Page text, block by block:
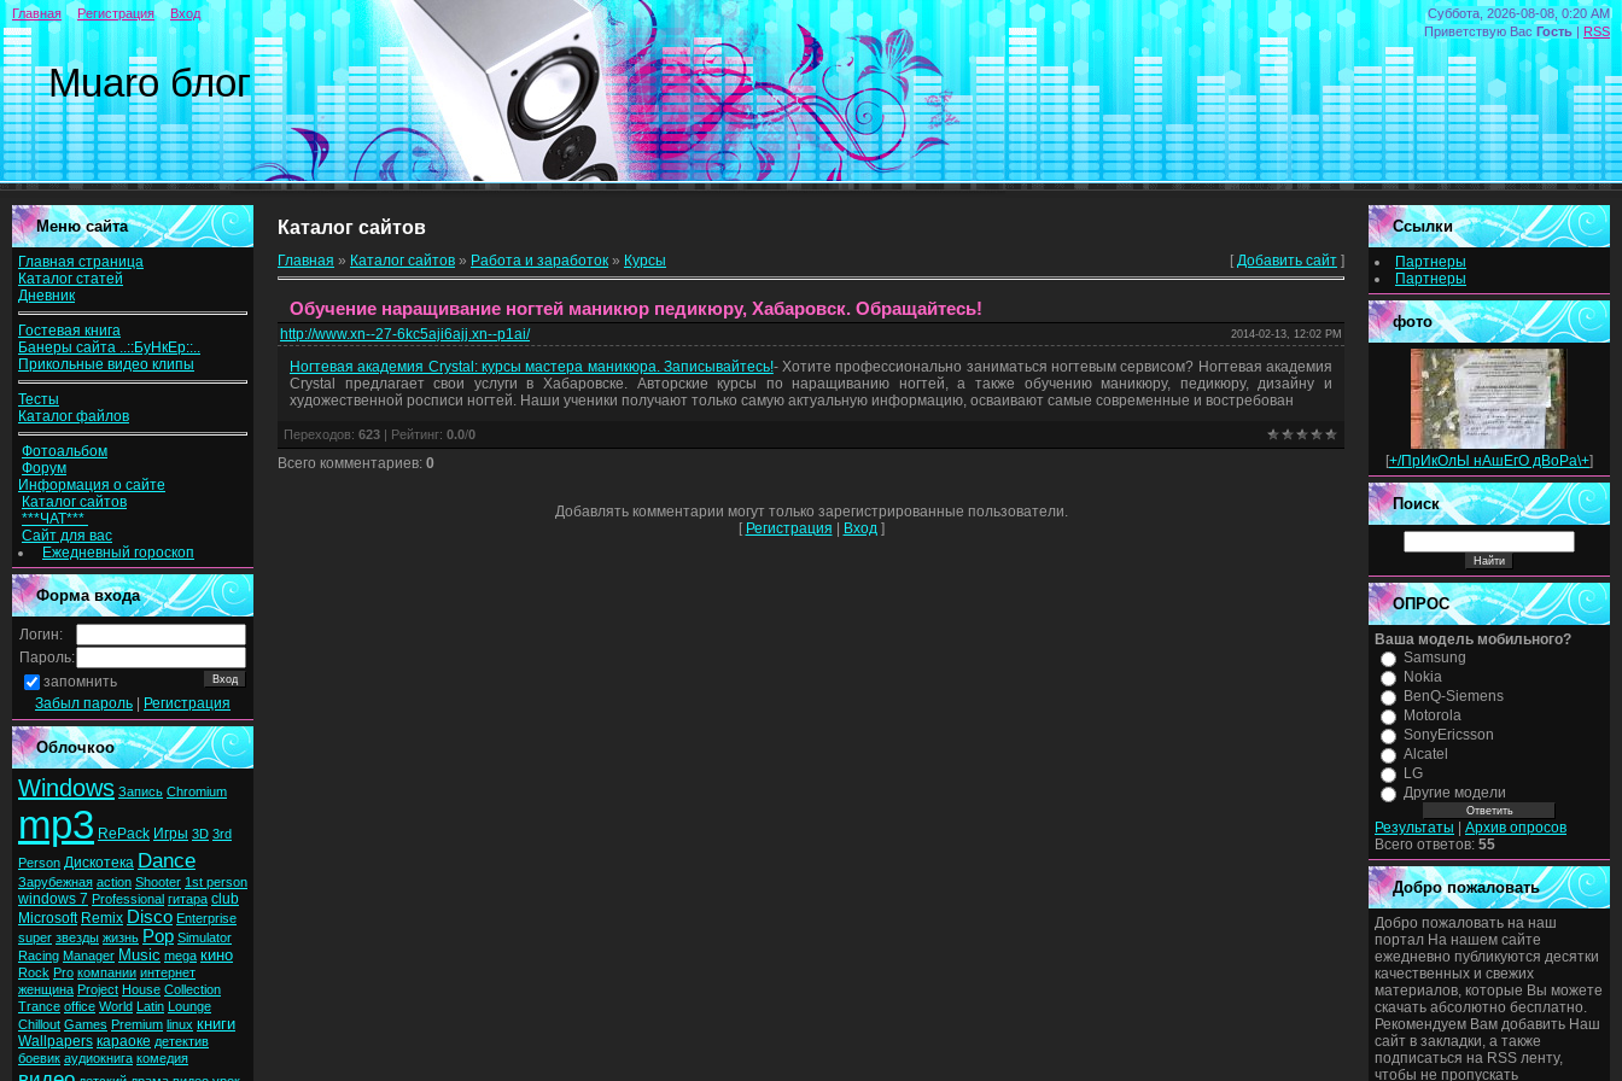
Суббота, 2026-08-08, 0:20 AM
Приветствую Вас Гость | RSS
Muaro блог
Главная Регистрация Вход
Меню сайта
Главная страница
Каталог статей
Дневник
Гостевая книга
Банеры сайта ..::БуНкЕр::..
Прикольные видео клипы
Тесты
Каталог файлов
Фотоальбом
Форум
Информация о сайте
Каталог сайтов
***ЧАТ***
Сайт для вас
Ежедневный гороскоп
Форма входа
Логин:
Пароль:
запомнить
Забыл пароль
Регистрация
Облочкоо
Windows Запись Chromium
mp3 RePack Игры 3D 3rd
Person Дискотека Dance
Зарубежная action Shooter 1st person
windows 7 Professional гитара club
Microsoft Remix Disco Enterprise
super звезды жизнь Pop Simulator
Racing Manager Music mega кино
Rock Pro компании интернет
женщина Project House Collection
Trance office World Latin Lounge
Chillout Games Premium linux книги
Wallpapers караоке детектив
боевик аудиокнига комедия
Каталог сайтов
Главная » Каталог сайтов » Работа и заработок » Курсы [ Добавить сайт ]
Обучение наращивание ногтей маникюр педикюру, Хабаровск. Обращайтесь!
http://www.xn--27-6kc5aji6ajj.xn--p1ai/ 2014-02-13, 12:02 PM
Ногтевая академия Crystal: курсы мастера маникюра. Записывайтесь!- Хотите профессионально заниматься ногтевым сервисом? Ногтевая академия
Crystal предлагает свои услуги в Хабаровске. Авторские курсы по наращиванию ногтей, а также обучению маникюру, педикюру, дизайну и
художественной росписи ногтей. Наши ученики получают только самую актуальную информацию, осваивают самые современные и востребован
Переходов: 623 | Рейтинг: 0.0/0
Всего комментариев: 0
Добавлять комментарии могут только зарегистрированные пользователи.
[ Регистрация | Вход ]
Ссылки
Партнеры
Партнеры
фото
[+/ПрИкОлЫ нАшЕгО дВоРа\+]
Поиск
ОПРОС
Ваша модель мобильного?
Samsung
Nokia
BenQ-Siemens
Motorola
SonyEricsson
Alcatel
LG
Другие модели
Результаты
Архив опросов
Всего ответов: 55
Добро пожаловать
Добро пожаловать на наш
портал На нашем сайте
ежедневно публикуются десятки
качественных и свежих
материалов, которые Вы можете
скачать абсолютно бесплатно.
Рекомендуем Вам добавить Наш
сайт в закладки, а также
подписаться на RSS ленту,
чтобы не пропускать